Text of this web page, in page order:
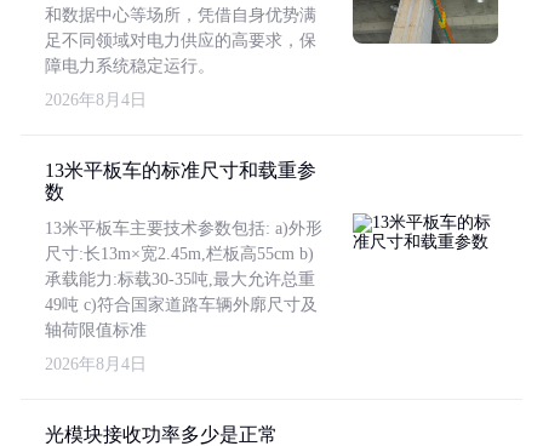
和数据中心等场所，凭借自身优势满
足不同领域对电力供应的高要求，保
障电力系统稳定运行。
2026年8月4日
13米平板车的标准尺寸和载重参
数
13米平板车主要技术参数包括: a)外形
尺寸:长13m×宽2.45m,栏板高55cm b)
承载能力:标载30-35吨,最大允许总重
49吨 c)符合国家道路车辆外廓尺寸及
轴荷限值标准
2026年8月4日
光模块接收功率多少是正常